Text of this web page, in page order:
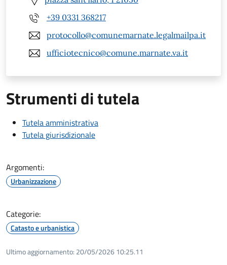
+39 0331 368217
protocollo@comunemarnate.legalmailpa.it
ufficiotecnico@comune.marnate.va.it
Strumenti di tutela
Tutela amministrativa
Tutela giurisdizionale
Argomenti:
Urbanizzazione
Categorie:
Catasto e urbanistica
Ultimo aggiornamento: 20/05/2026 10:25.11